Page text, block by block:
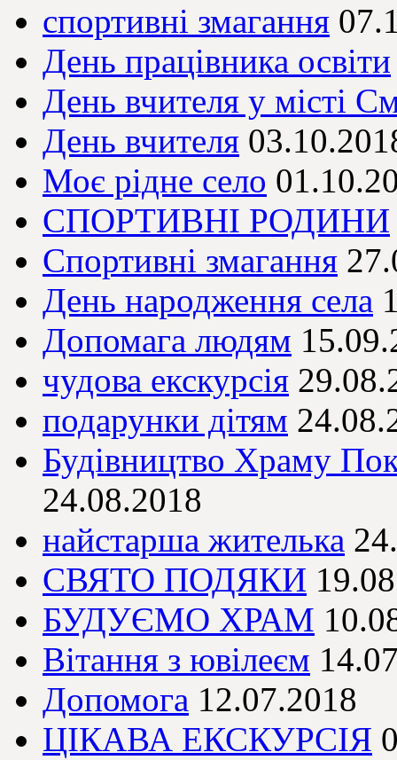
спортивні змагання
День працівника освіти
День вчителя у місті
День вчителя
Моє рідне село
СПОРТИВНІ РОДИНИ
Спортивні змагання
День народження села
Допомага людям
чудова екскурсія
подарунки дітям
Будівництво Храму
24.08.2018
найстарша жителька
СВЯТО ПОДЯКИ
БУДУЄМО ХРАМ
Вітання з ювілеєм
Допомога 12.07.2018
ЦІКАВА ЕКСКУРСІЯ